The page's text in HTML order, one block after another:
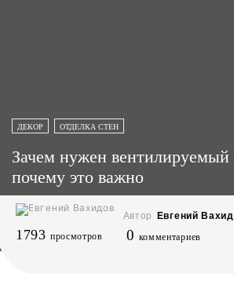
ДЕКОР ОТДЕЛКА СТЕН
Зачем нужен вентилируемый
почему это важно
Автор Евгений
1793 просмотров 0 комментариев